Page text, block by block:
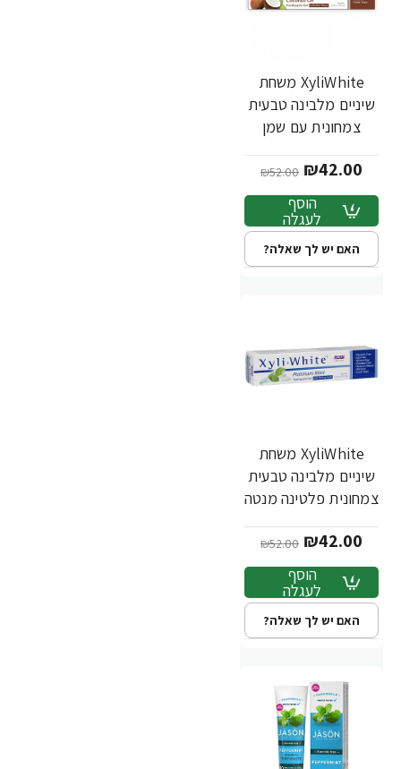
-19%
XyliWhite משחת
שיניים מלבינה טבעית
צמחונית עם שמן
NOW FOODS
₪42.00
₪52.00
הוסף
לעגלה
האם יש לך שאלה?
-19%
XyliWhite משחת
שיניים מלבינה טבעית
צמחונית פלטינה מנטה
FOODS
₪42.00
₪52.00
הוסף
לעגלה
האם יש לך שאלה?